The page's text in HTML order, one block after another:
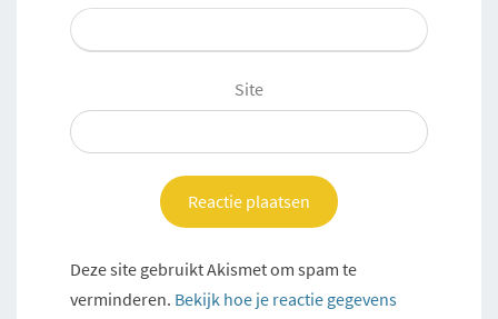
Site
Deze site gebruikt Akismet om spam te
verminderen. Bekijk hoe je reactie gegevens